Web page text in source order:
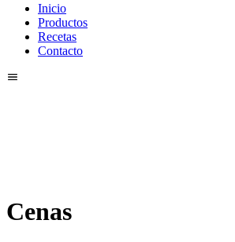
Inicio
Productos
Recetas
Contacto
Cenas